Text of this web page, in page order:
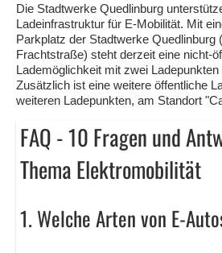
Die Stadtwerke Quedlinburg
Ladeinfrastruktur für E-Mobilität. Mit
Parkplatz der Stadtwerke Quedlinburg
Frachtstraße) steht derzeit eine nicht-
Lademöglichkeit mit zwei Ladepunkten
Zusätzlich ist eine weitere öffentliche
weiteren Ladepunkten, am Standort
FAQ - 10 Fragen und
Thema Elektromobilität
1. Welche Arten von E-